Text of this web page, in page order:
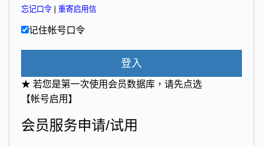
忘记口令 重寄启用信
记住帐号口令
登入
★ 若您是第一次使用会员数据库，请先点选
【帐号启用】
会员服务申请/试用